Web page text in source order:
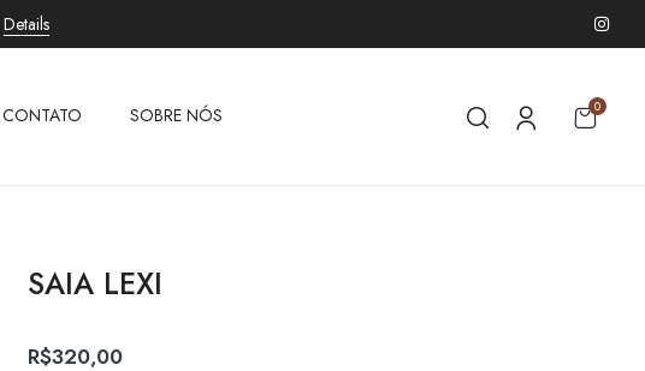
Details
CONTATO SOBRE NÓS 0
SAIA LEXI
R$320,00